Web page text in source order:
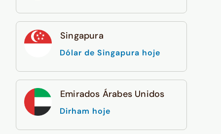
Singapura
Dólar de Singapura hoje
Emirados Árabes Unidos
Dirham hoje